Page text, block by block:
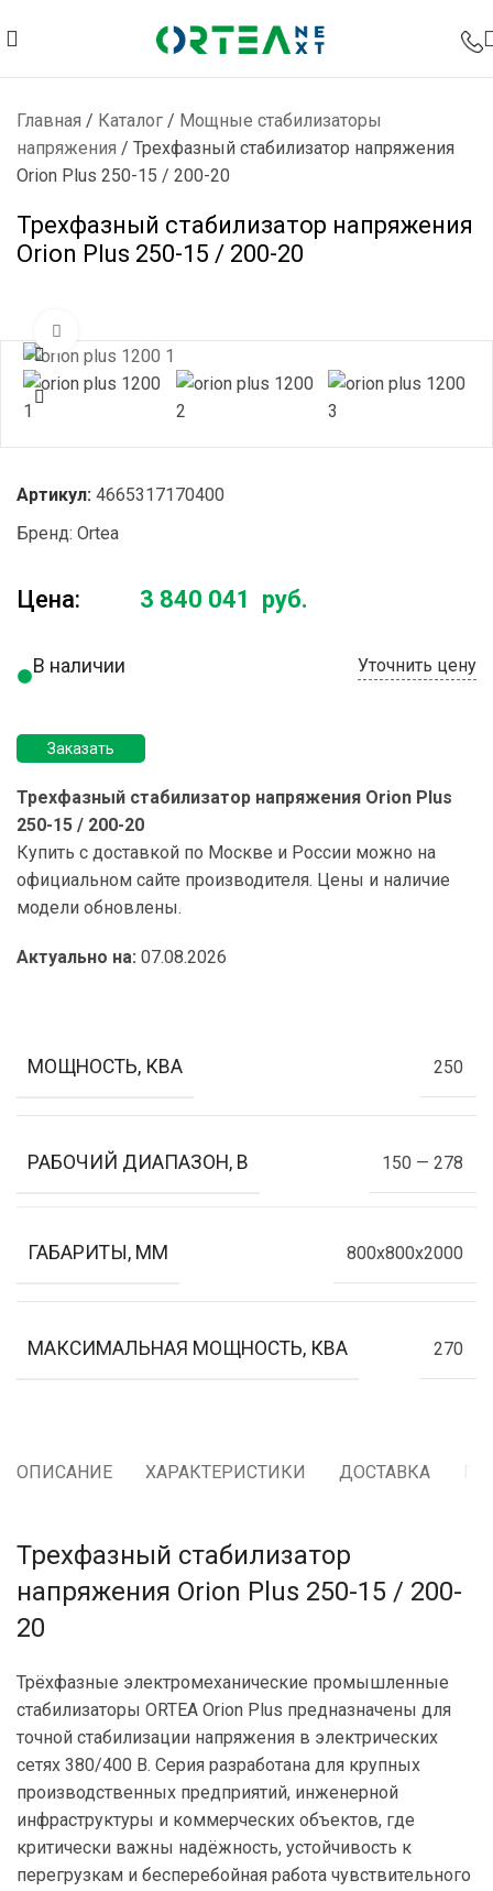
Главная / Каталог / Мощные стабилизаторы
напряжения / Трехфазный стабилизатор напряжения
Orion Plus 250-15 / 200-20
Трехфазный стабилизатор напряжения
Orion Plus 250-15 / 200-20
Артикул: 4665317170400
Бренд: Ortea
Цена: 3 840 041 руб.
В наличии Уточнить цену
Заказать
Трехфазный стабилизатор напряжения Orion Plus
250-15 / 200-20
Купить с доставкой по Москве и России можно на
официальном сайте производителя. Цены и наличие
модели обновлены.
Актуально на: 07.08.2026
МОЩНОСТЬ, КВА 250
РАБОЧИЙ ДИАПАЗОН, В 150 — 278
ГАБАРИТЫ, ММ 800x800x2000
МАКСИМАЛЬНАЯ МОЩНОСТЬ, КВА 270
ОПИСАНИЕ ХАРАКТЕРИСТИКИ ДОСТАВКА
Трехфазный стабилизатор
напряжения Orion Plus 250-15 / 200-
20
Трёхфазные электромеханические промышленные
стабилизаторы ORTEA Orion Plus предназначены для
точной стабилизации напряжения в электрических
сетях 380/400 В. Серия разработана для крупных
производственных предприятий, инженерной
инфраструктуры и коммерческих объектов, где
критически важны надёжность, устойчивость к
перегрузкам и бесперебойная работа чувствительного